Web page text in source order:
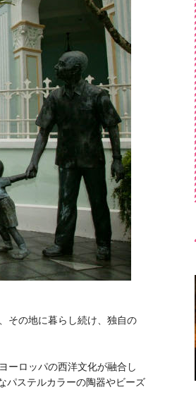
その地に暮らし続け、独自の
ーロッパの西洋文化が融合し
パステルカラーの陶器やビーズ